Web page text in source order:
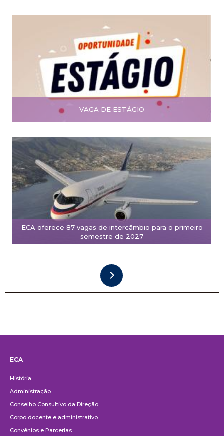
VAGA DE ESTÁGIO
ECA oferece 87 vagas de intercâmbio para o primeiro
semestre de 2027
ECA
História
Administração
Conselho Consultivo da Direção
Corpo docente e administrativo
Convênios e Parcerias